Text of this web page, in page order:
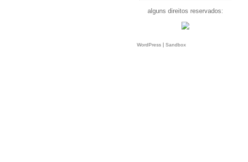
alguns direitos reservados:
WordPress | Sandbox